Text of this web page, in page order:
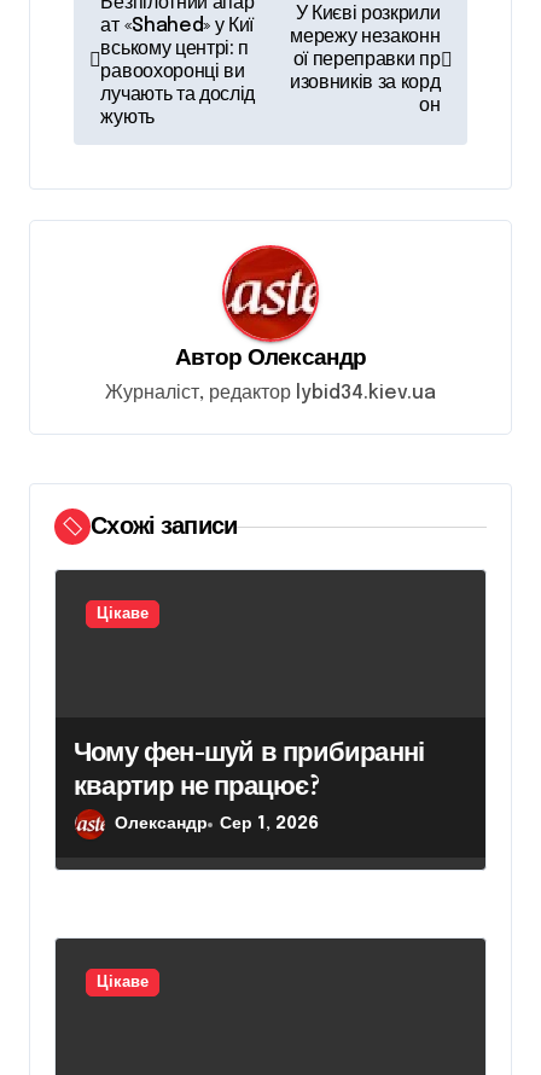
в
г
а
ц
п
с
і
в
ат «Shahed» у Киї
вському центрі: п
равоохоронці ви
лучають та дослід
жують
У Києві розкрили
мережу незаконн
ої переправки пр
изовників за корд
он
Автор Олександр
Журналіст, редактор lybid34.kiev.ua
Схожі записи
Цікаве
Чому фен-шуй в прибиранні
квартир не працює?
Олександр Сер 1, 2026
Цікаве